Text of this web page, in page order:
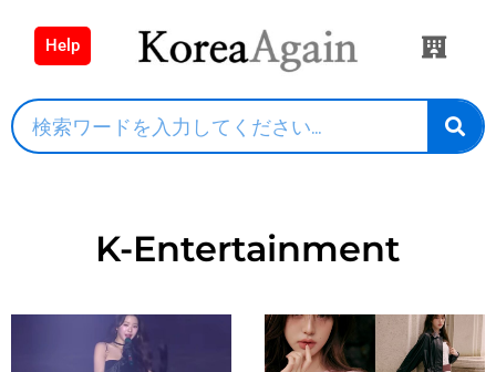
Help
K-Entertainment